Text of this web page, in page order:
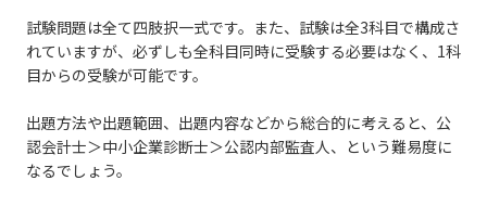
試験問題は全て四肢択一式です。また、試験は全3科目で構成さ
れていますが、必ずしも全科目同時に受験する必要はなく、1科
目からの受験が可能です。
出題方法や出題範囲、出題内容などから総合的に考えると、公
認会計士＞中小企業診断士＞公認内部監査人、という難易度に
なるでしょう。